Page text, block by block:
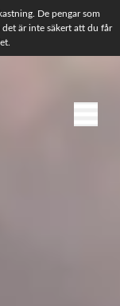
De pengar som
är inte säkert att du får